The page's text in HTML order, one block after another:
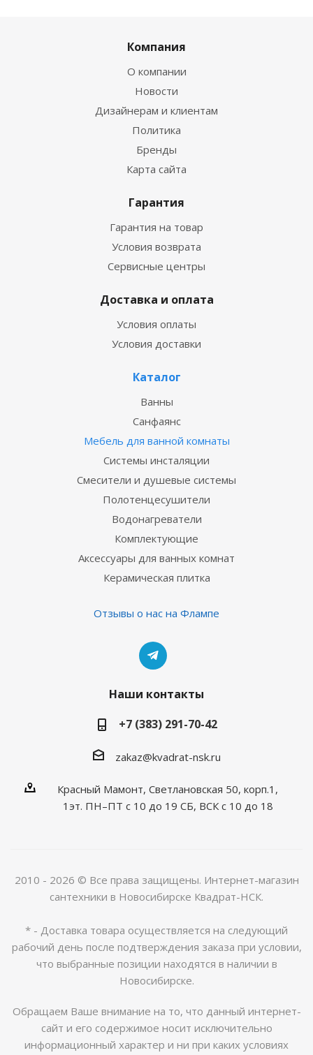
Компания
О компании
Новости
Дизайнерам и клиентам
Политика
Бренды
Карта сайта
Гарантия
Гарантия на товар
Условия возврата
Сервисные центры
Доставка и оплата
Условия оплаты
Условия доставки
Каталог
Ванны
Санфаянс
Мебель для ванной комнаты
Системы инсталяции
Смесители и душевые системы
Полотенцесушители
Водонагреватели
Комплектующие
Аксессуары для ванных комнат
Керамическая плитка
Отзывы о нас на Флампе
Наши контакты
+7 (383) 291-70-42
zakaz@kvadrat-nsk.ru
Красный Мамонт, Светлановская 50, корп.1,
1эт. ПН–ПТ с 10 до 19 CБ, ВСК с 10 до 18
2010 - 2026 © Все права защищены. Интернет-магазин
сантехники в Новосибирске Квадрат-НСК.
* - Доставка товара осуществляется на следующий
рабочий день после подтверждения заказа при условии,
что выбранные позиции находятся в наличии в
Новосибирске.
Обращаем Ваше внимание на то, что данный интернет-
сайт и его содержимое носит исключительно
информационный характер и ни при каких условиях